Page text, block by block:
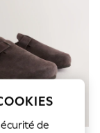
de